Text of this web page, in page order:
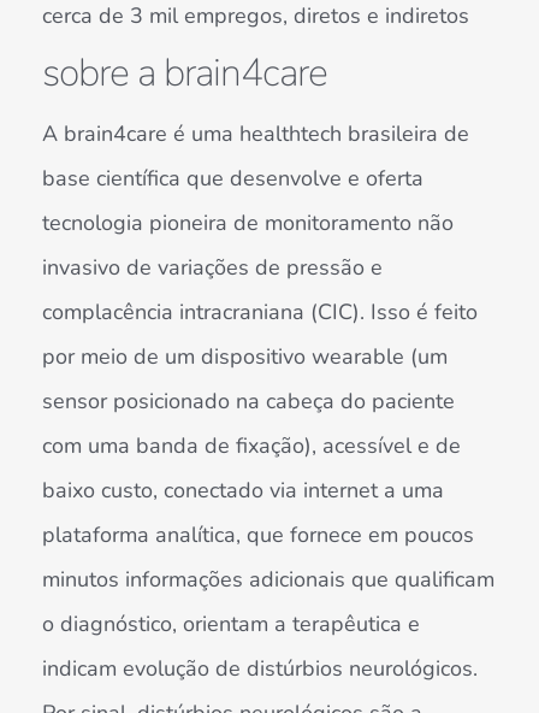
cerca de 3 mil empregos, diretos e indiretos
sobre a brain4care
A brain4care é uma healthtech brasileira de
base científica que desenvolve e oferta
tecnologia pioneira de monitoramento não
invasivo de variações de pressão e
complacência intracraniana (CIC). Isso é feito
por meio de um dispositivo wearable (um
sensor posicionado na cabeça do paciente
com uma banda de fixação), acessível e de
baixo custo, conectado via internet a uma
plataforma analítica, que fornece em poucos
minutos informações adicionais que qualificam
o diagnóstico, orientam a terapêutica e
indicam evolução de distúrbios neurológicos.